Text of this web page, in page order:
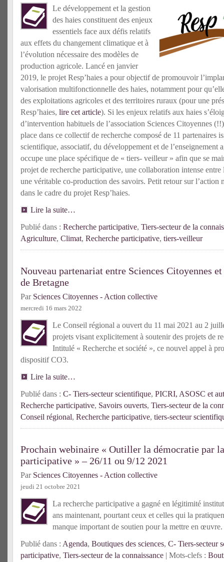
Le développement et la gestion
des haies constituent des enjeux
essentiels face aux défis relatifs
aux effets du changement climatique et à
l’évolution nécessaire des modèles de
production agricole. Lancé en janvier
2019, le projet Resp’haies a pour objectif de promouvoir
valorisation multifonctionnelle des haies, notamment pour
des exploitations agricoles et des territoires ruraux (pour une
Resp’haies, lire cet article). Si les enjeux relatifs aux haies
d’intervention habituels de l’association Sciences Citoyennes
place dans ce collectif de recherche composé de 11 partenaires
scientifique, associatif, du développement et de l’enseignement
occupe une place spécifique de « tiers- veilleur » afin que se
projet de recherche participative, une collaboration intense entre
une véritable co-production des savoirs. Petit retour sur l’action
dans le cadre du projet Resp’haies.
Lire la suite…
Publié dans : Recherche participative, Tiers-secteur de la
Agriculture, Climat, Recherche participative, tiers-veilleur
Nouveau partenariat entre Sciences Citoyennes
de Bretagne
Par Sciences Citoyennes - Action collective
mercredi 16 mars 2022
Le Conseil régional a ouvert du 11 mai 2021 au 2
projets visant explicitement à soutenir des projets de
Intitulé « Recherche et société », ce nouvel appel à
dispositif CO3.
Lire la suite…
Publié dans : C- Tiers-secteur scientifique, PICRI, ASOSC et
Recherche participative, Savoirs ouverts, Tiers-secteur de la
Conseil régional, Recherche participative, tiers-secteur
Prochain webinaire « Outiller la démocratie par
participative » – 26/11 ou 9/12 2021
Par Sciences Citoyennes - Action collective
jeudi 21 octobre 2021
La recherche participative a gagné en légitimité
ans maintenant, pourtant ceux et celles qui la
manque important de soutien pour la mettre en œuvre.
Publié dans : Agenda, Boutiques des sciences, C- Tiers-secteur
participative, Tiers-secteur de la connaissance | Mots-clefs :